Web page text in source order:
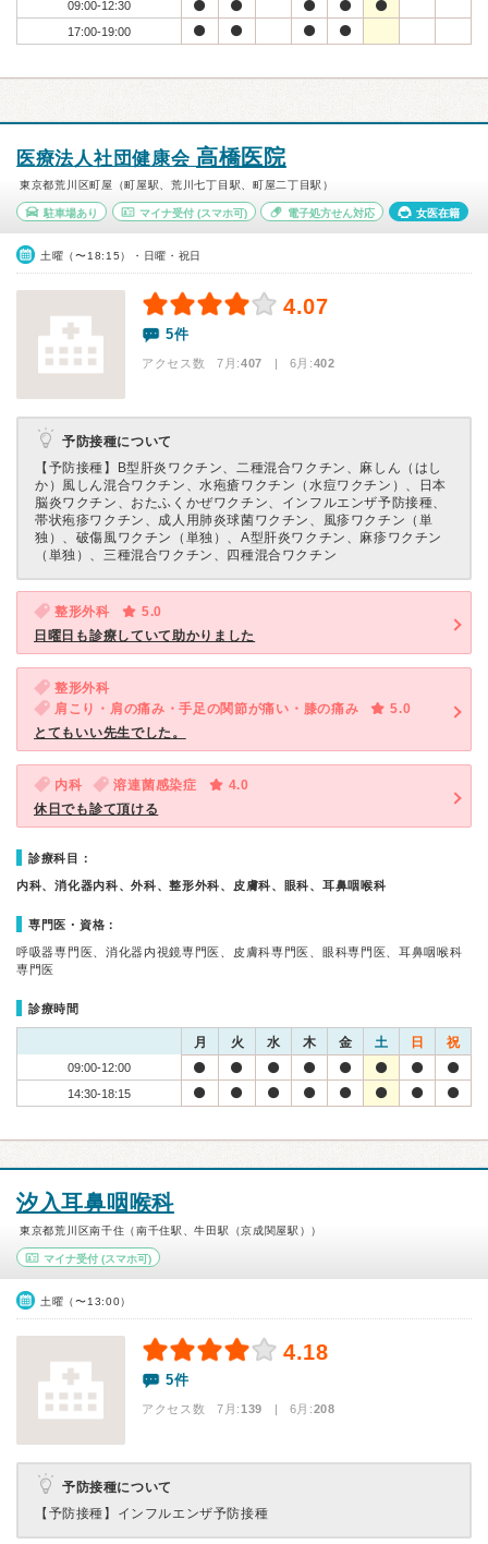
09:00-12:30
17:00-19:00
医療法人社団健康会 高橋医院
東京都荒川区町屋（町屋駅、荒川七丁目駅、町屋二丁目駅）
駐車場あり マイナ受付(スマホ可) 電子処方せん対応 女医在籍
土曜（〜18:15）・日曜・祝日
4.07
5件
アクセス数 7月:407 | 6月:402
予防接種について
【予防接種】
B型肝炎ワクチン、二種混合ワクチン、麻しん（はし
か）風しん混合ワクチン、水疱瘡ワクチン（水痘ワクチン）、日本
脳炎ワクチン、おたふくかぜワクチン、インフルエンザ予防接種、
帯状疱疹ワクチン、成人用肺炎球菌ワクチン、風疹ワクチン（単
独）、破傷風ワクチン（単独）、A型肝炎ワクチン、麻疹ワクチン
（単独）、三種混合ワクチン、四種混合ワクチン
整形外科
5.0
日曜日も診療していて助かりました
整形外科
肩こり・肩の痛み・手足の関節が痛い・膝の痛み
5.0
とてもいい先生でした。
内科 溶連菌感染症
4.0
休日でも診て頂ける
診療科目：
内科、消化器内科、外科、整形外科、皮膚科、眼科、耳鼻咽喉科
専門医・資格：
呼吸器専門医、消化器内視鏡専門医、皮膚科専門医、眼科専門医、耳鼻咽喉科
専門医
診療時間
月 火 水 木 金 土 日 祝
09:00-12:00
14:30-18:15
汐入耳鼻咽喉科
東京都荒川区南千住（南千住駅、牛田駅（京成関屋駅））
マイナ受付 (スマホ可)
土曜（〜13:00）
4.18
5件
アクセス数 7月:139 | 6月:208
予防接種について
【予防接種】 インフルエンザ予防接種